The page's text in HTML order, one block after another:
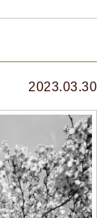
2023.03.30